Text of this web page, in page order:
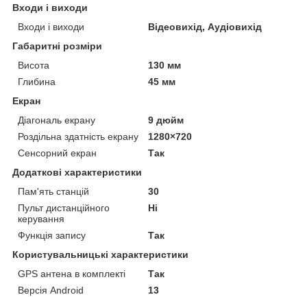
Входи і виходи
Входи і виходи
Відеовихід, Аудіовихід
Габаритні розміри
Висота
130 мм
Глибина
45 мм
Екран
Діагональ екрану
9 дюйм
Роздільна здатність екрану
1280×720
Сенсорний екран
Так
Додаткові характеристики
Пам'ять станцій
30
Пульт дистанційного
керування
Ні
Функція запису
Так
Користувальницькі характеристики
GPS антена в комплекті
Так
Версія Android
13